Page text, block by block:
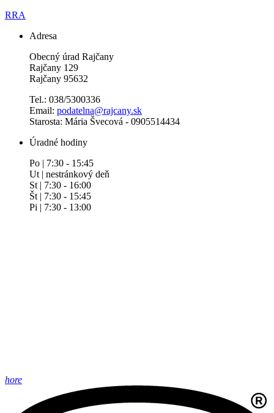
RRA
Adresa
Obecný úrad Rajčany
Rajčany 129
Rajčany 95632
Tel.: 038/5300336
Email: podatelna@rajcany.sk
Starosta: Mária Švecová - 0905514434
Úradné hodiny
Po | 7:30 - 15:45
Ut | nestránkový deň
St | 7:30 - 16:00
Št | 7:30 - 15:45
Pi | 7:30 - 13:00
hore